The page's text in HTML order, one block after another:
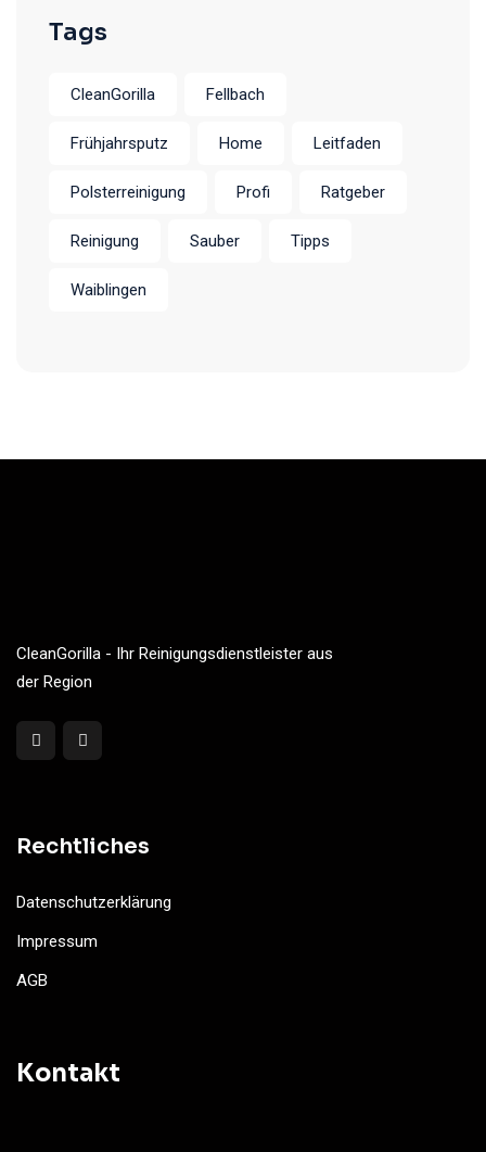
Tags
CleanGorilla Fellbach
Frühjahrsputz Home Leitfaden
Polsterreinigung Profi Ratgeber
Reinigung Sauber Tipps
Waiblingen
CleanGorilla - Ihr Reinigungsdienstleister aus
der Region
Rechtliches
Datenschutzerklärung
Impressum
AGB
Kontakt